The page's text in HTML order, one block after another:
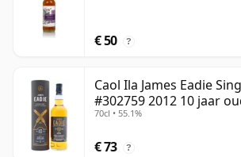
€ 50 ?
Caol Ila James Eadie
#302759 2012 10 jaar
70cl • 55.1%
€ 73 ?